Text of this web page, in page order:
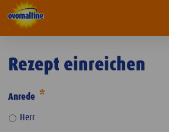
Rezept einreichen
Anrede
Herr